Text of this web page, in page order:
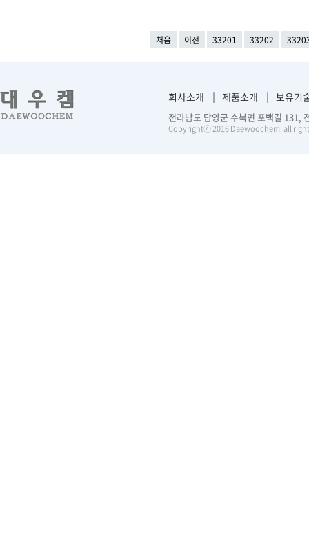
처음 이전 33201 33202
회사소개 제품소개 보유기
전라남도 담양군 수북면 포백길
Copyrightⓒ 2016 Daewoochem. all